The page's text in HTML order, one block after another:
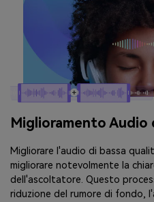
Miglioramento Audio
Migliorare l'audio di bassa
migliorare notevolmente la
dell'ascoltatore. Questo
riduzione del rumore di fondo,